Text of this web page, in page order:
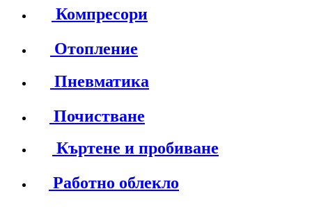
Компресори
Отопление
Пневматика
Почистване
Къртене и пробиване
Работно облекло